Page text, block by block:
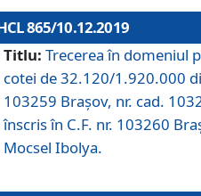
865/10.12.2019
Titlu: Trecerea în domeniul
cotei de 32.120/1.920.000
103259 Brașov, nr. cad.
înscris în C.F. nr. 103260
Mocsel Ibolya.